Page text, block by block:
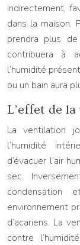
indirectement,
dans la maison.
prendra plus
contribuera à
l’humidité
ou un bain aura
L’effet de
La ventilation
l’humidité
d’évacuer l’air
sec.
condensation
environnement
d’acariens. La
contre